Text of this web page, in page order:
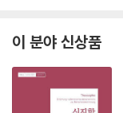
이 분야 신상품